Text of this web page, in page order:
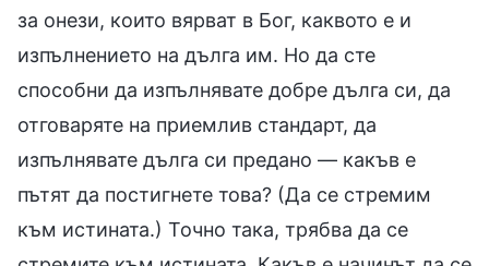
за онези, които вярват в Бог, каквото е и
изпълнението на дълга им. Но да сте
способни да изпълнявате добре дълга си, да
отговаряте на приемлив стандарт, да
изпълнявате дълга си предано — какъв е
пътят да постигнете това? (Да се стремим
към истината.) Точно така, трябва да се